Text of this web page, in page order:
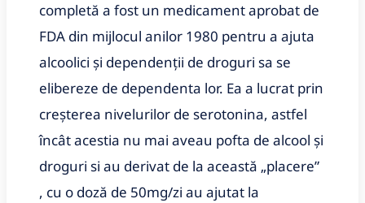
completă a fost un medicament aprobat de
FDA din mijlocul anilor 1980 pentru a ajuta
alcoolici și dependenții de droguri sa se
elibereze de dependenta lor. Ea a lucrat prin
creșterea nivelurilor de serotonina, astfel
încât acestia nu mai aveau pofta de alcool și
droguri si au derivat de la această „placere”
, cu o doză de 50mg/zi au ajutat la